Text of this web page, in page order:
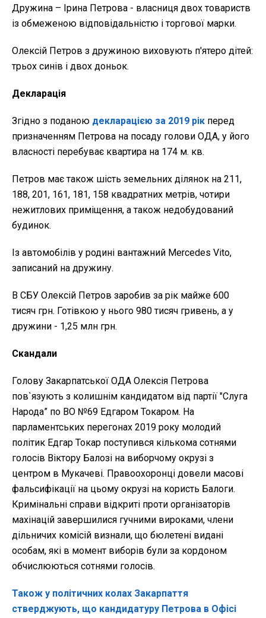
Дружина – Ірина Петрова - власниця двох товариств
із обмеженою відповідальністю і торгової марки.
Олексій Петров з дружиною виховують п'ятеро дітей:
трьох синів і двох доньок.
Декларація
Згідно з поданою декларацією за 2019 рік перед
призначенням Петрова на посаду голови ОДА, у його
власності перебуває квартира на 174 м. кв.
Петров має також шість земельних ділянок на 211,
188, 201, 161, 181, 158 квадратних метрів, чотири
нежитлових приміщення, а також недобудований
будинок.
Із автомобілів у родині вантажний Mercedes Vito,
записаний на дружину.
В СБУ Олексій Петров заробив за рік майже 600
тисяч грн. Готівкою у нього 980 тисяч гривень, а у
дружини - 1,25 млн грн.
Скандали
Голову Закарпатської ОДА Олексія Петрова
пов`язують з колишнім кандидатом від партії "Слуга
Народа” по ВО №69 Едгаром Токаром. На
парламентських перегонах 2019 року молодий
політик Едгар Токар поступився кількома сотнями
голосів Віктору Балозі на виборчому окрузі з
центром в Мукачеві. Правоохоронці довели масові
фальсифікації на цьому окрузі на користь Балоги.
Кримінальні справи відкриті проти організаторів
махінацій завершилися гучними вироками, члени
дільничих комісій визнали, що бюлетені видані
особам, які в момент виборів були за кордоном
обчислюються сотнями голосів.
Також у політичних колах Закарпат­тя
стверджують, що кандидатуру Петрова в Офісі